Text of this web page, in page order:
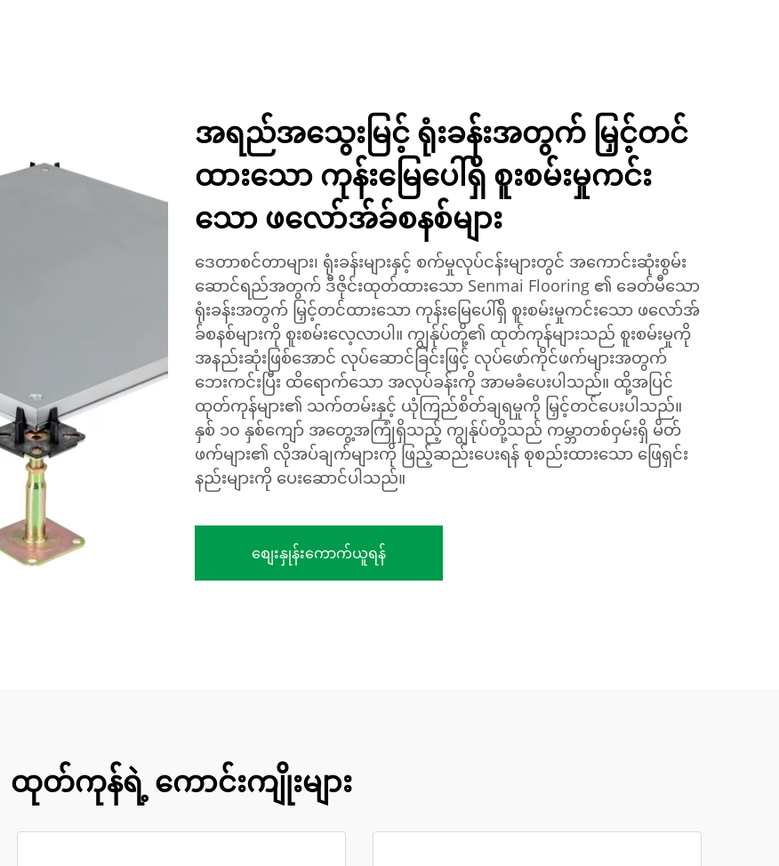
အရည်အသွေးမြင့် ရုံးခန်းအတွက် မြှင့်တင်
ထားသော ကုန်းမြေပေါ်ရှိ စူးစမ်းမှုကင်း
သော ဖလော်အ်ခ်စနစ်များ
ဒေတာစင်တာများ၊ ရုံးခန်းများနှင့် စက်မှုလုပ်ငန်းများတွင် အကောင်းဆုံးစွမ်း
ဆောင်ရည်အတွက် ဒီဇိုင်းထုတ်ထားသော Senmai Flooring ၏ ခေတ်မီသော
ရုံးခန်းအတွက် မြှင့်တင်ထားသော ကုန်းမြေပေါ်ရှိ စူးစမ်းမှုကင်းသော ဖလော်အ်
ခ်စနစ်များကို စူးစမ်းလေ့လာပါ။ ကျွန်ုပ်တို့၏ ထုတ်ကုန်များသည် စူးစမ်းမှုကို
အနည်းဆုံးဖြစ်အောင် လုပ်ဆောင်ခြင်းဖြင့် လုပ်ဖော်ကိုင်ဖက်များအတွက်
ဘေးကင်းပြီး ထိရောက်သော အလုပ်ခန်းကို အာမခံပေးပါသည်။ ထို့အပြင်
ထုတ်ကုန်များ၏ သက်တမ်းနှင့် ယုံကြည်စိတ်ချရမှုကို မြှင့်တင်ပေးပါသည်။
နှစ် ၁၀ နှစ်ကျော် အတွေ့အကြုံရှိသည့် ကျွန်ုပ်တို့သည် ကမ္ဘာတစ်ဝှမ်းရှိ မိတ်
ဖက်များ၏ လိုအပ်ချက်များကို ဖြည့်ဆည်းပေးရန် စုစည်းထားသော ဖြေရှင်း
နည်းများကို ပေးဆောင်ပါသည်။
စျေးနှုန်းကောက်ယူရန်
ထုတ်ကုန်ရဲ့ ကောင်းကျိုးများ